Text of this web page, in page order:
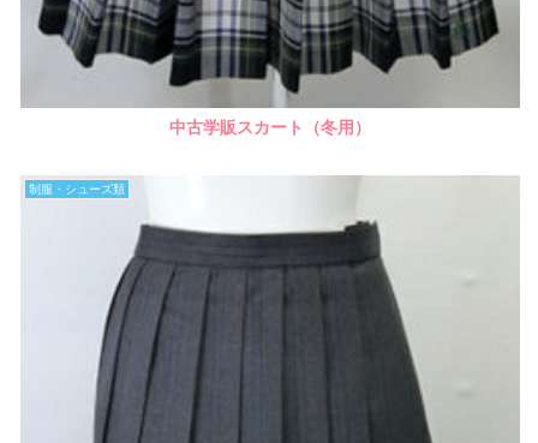
中古学販スカート（冬用）
制服・シューズ類